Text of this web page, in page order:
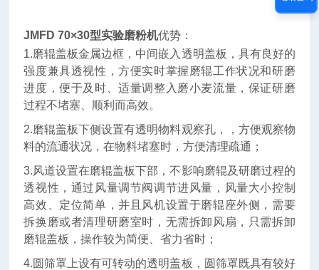
JMFD 70×30型实验磨粉机优势：
1.磨辊盖板金属边框，中间嵌入透明盖板，具有良好的
强度兼具透视性，方便实时掌握磨辊工作状况和研磨
进度，便于及时、适量调整入磨小麦流量，保证研磨
过程不堵塞、顺利而高效。
2.磨辊盖板下侧设置有透明物料观察孔，，方便观察物
料的流通状况，在物料堵塞时，方便清理疏通；
3.风道设置在磨辊盖板下部，不影响磨辊及研磨过程的
透视性，通过风量调节阀调节进风量，风量大小控制
高效、定位简单，并且风机设置于磨辊座外侧，需要
拆换磨或者清理研磨室时，无需拆卸风扇，只需拆卸
磨辊盖板，操作较为简便、省力省时；
4.圆筛罩上设有可转动的透明盖板，圆筛罩既具有较好